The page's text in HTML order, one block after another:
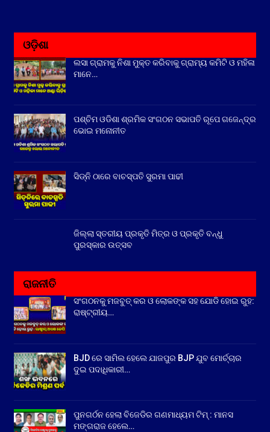
ଓଡ଼ିଶା
ଲସା ଗ୍ରାମକୁ ନିଶା ମୁକ୍ତ କରିବାକୁ ଗ୍ରାମ୍ୟ କମିଟି ଓ ମହିଳା
ମାନେ…
ପଶ୍ଚିମ ଓଡିଶା ଶ୍ରମିକ ସଂଗଠନ ସଭାପତି ରୂପେ ଗଜେନ୍ଦ୍ର
ଭୋଇ ମନୋନୀତ
ସିଡ୍‌ନି ଠାରେ ବାଚସ୍ପତି ସୁରମା ପାଢୀ
ଜିଲ୍ଲା ସ୍ତରୀୟ ପ୍ରକୃତି ମିତ୍ର ଓ ପ୍ରକୃତି ବନ୍ଧୁ
ପୁରସ୍କାର ଉତ୍ସବ
ରାଜନୀତି
ସଂଗଠନକୁ ମଜବୁତ୍ କର ଓ ଲୋକଙ୍କ ସହ ଯୋଡି ହୋଇ ରୁହ:
ରାଷ୍ଟ୍ରୀୟ…
BJD ରେ ସାମିଲ ହେଲେ ଯାଜପୁର BJP ଯୁବ ମୋର୍ଚ୍ଚାର
ଦୁଇ ପଦାଧିକାରୀ…
ପୁନଗର୍ଠନ ହେଲା ବିଜେଡିର ଗଣମାଧ୍ୟମ ଟିମ୍ : ମାନସ
ମଙ୍ଗରାଜ ହେଲେ…